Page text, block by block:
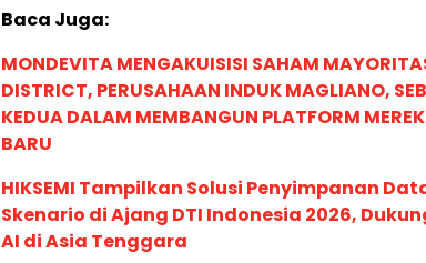
Baca Juga:
MONDEVITA MENGAKUISISI SAHAM
DISTRICT, PERUSAHAAN INDUK MAGLIANO,
KEDUA DALAM MEMBANGUN PLATFORM
BARU
HIKSEMI Tampilkan Solusi Penyimpanan
Skenario di Ajang DTI Indonesia 2026,
AI di Asia Tenggara